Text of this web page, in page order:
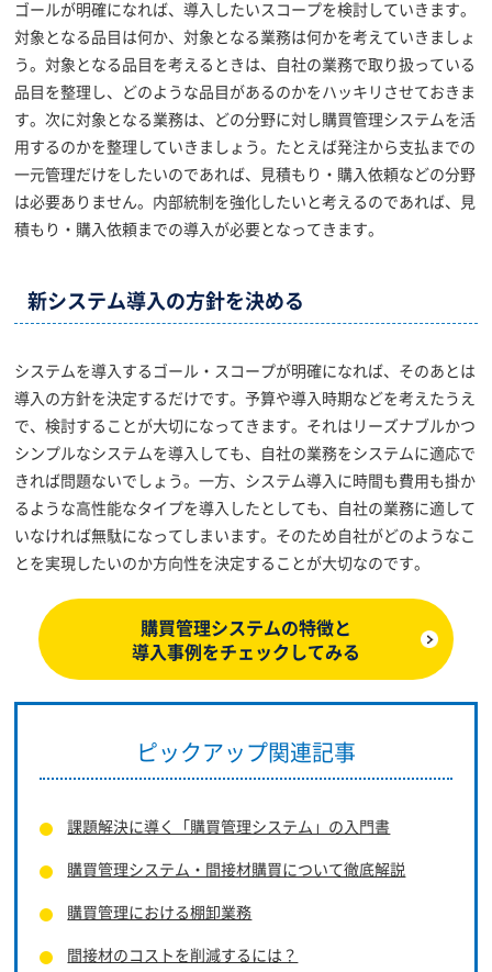
ゴールが明確になれば、導入したいスコープを検討していきます。
対象となる品目は何か、対象となる業務は何かを考えていきましょ
う。対象となる品目を考えるときは、自社の業務で取り扱っている
品目を整理し、どのような品目があるのかをハッキリさせておきま
す。次に対象となる業務は、どの分野に対し購買管理システムを活
用するのかを整理していきましょう。たとえば発注から支払までの
一元管理だけをしたいのであれば、見積もり・購入依頼などの分野
は必要ありません。内部統制を強化したいと考えるのであれば、見
積もり・購入依頼までの導入が必要となってきます。
新システム導入の方針を決める
システムを導入するゴール・スコープが明確になれば、そのあとは
導入の方針を決定するだけです。予算や導入時期などを考えたうえ
で、検討することが大切になってきます。それはリーズナブルかつ
シンプルなシステムを導入しても、自社の業務をシステムに適応で
きれば問題ないでしょう。一方、システム導入に時間も費用も掛か
るような高性能なタイプを導入したとしても、自社の業務に適して
いなければ無駄になってしまいます。そのため自社がどのようなこ
とを実現したいのか方向性を決定することが大切なのです。
購買管理システムの特徴と
導入事例をチェックしてみる
ピックアップ関連記事
課題解決に導く「購買管理システム」の入門書
購買管理システム・間接材購買について徹底解説
購買管理における棚卸業務
間接材のコストを削減するには？